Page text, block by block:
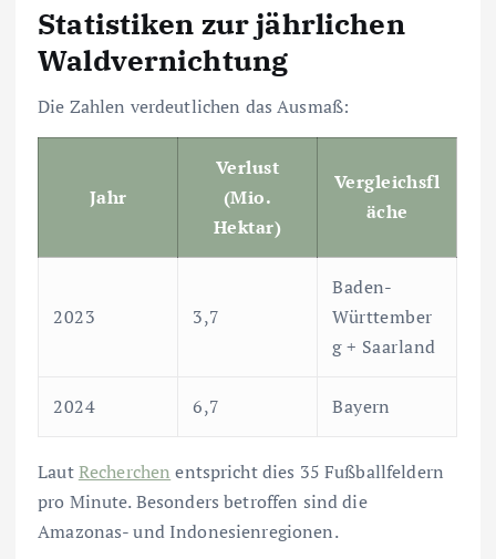
Statistiken zur jährlichen
Waldvernichtung
Die Zahlen verdeutlichen das Ausmaß:
Jahr
Verlust
(Mio.
Hektar)
Vergleichsfl
äche
2023 3,7
Baden-
Württember
g + Saarland
2024 6,7 Bayern
LautRecherchen entspricht dies 35 Fußballfeldern
pro Minute. Besonders betroffen sind die
Amazonas- und Indonesienregionen.